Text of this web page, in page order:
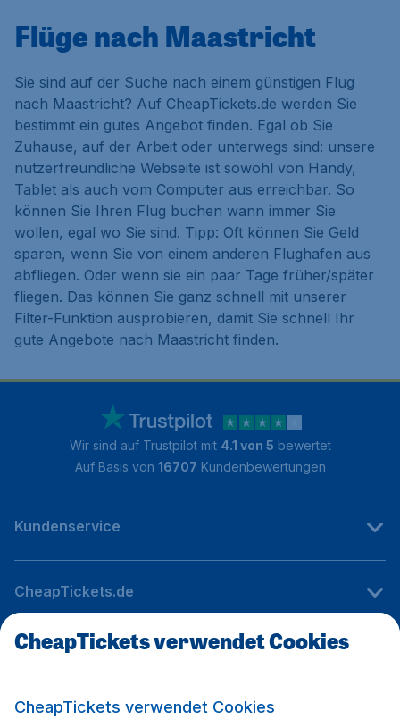
Flüge nach Maastricht
Sie sind auf der Suche nach einem günstigen Flug
nach Maastricht? Auf CheapTickets.de werden Sie
bestimmt ein gutes Angebot finden. Egal ob Sie
Zuhause, auf der Arbeit oder unterwegs sind: unsere
nutzerfreundliche Webseite ist sowohl von Handy,
Tablet als auch vom Computer aus erreichbar. So
können Sie Ihren Flug buchen wann immer Sie
wollen, egal wo Sie sind. Tipp: Oft können Sie Geld
sparen, wenn Sie von einem anderen Flughafen aus
abfliegen. Oder wenn sie ein paar Tage früher/später
fliegen. Das können Sie ganz schnell mit unserer
Filter-Funktion ausprobieren, damit Sie schnell Ihr
gute Angebote nach Maastricht finden.
Wir sind auf Trustpilot mit 4.1 von 5 bewertet
Auf Basis von 16707 Kundenbewertungen
Kundenservice
CheapTickets.de
Internationale Webseiten
CheapTickets verwendet Cookies
CheapTickets verwendet Cookies